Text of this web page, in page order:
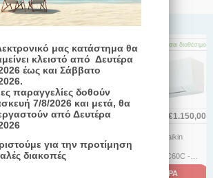
διαθέσιμο
€ 1.055,00
Sensira
FTXC50C/RXC50C -
Άμεσα διαθέσιμο
€1.150,00
Κλιματιστικό Daikin
Sensira
FTXC60C/RXC60C -
ΑΓΟΡΑ
μας κατάστημα θα
κλειστό από Δευτέρα
έως και Σάββατο
παραγγελίες δοθούν
7/8/2026 και μετά, θα
από Δευτέρα
για την προτίμηση
διακοπές